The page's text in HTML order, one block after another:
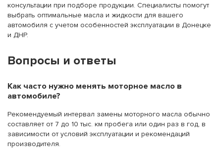
консультации при подборе продукции. Специалисты помогут
выбрать оптимальные масла и жидкости для вашего
автомобиля с учетом особенностей эксплуатации в Донецке
и ДНР.
Вопросы и ответы
Как часто нужно менять моторное масло в
автомобиле?
Рекомендуемый интервал замены моторного масла обычно
составляет от 7 до 10 тыс. км пробега или один раз в год, в
зависимости от условий эксплуатации и рекомендаций
производителя.